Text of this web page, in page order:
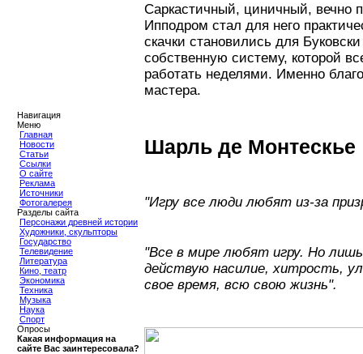
Навигация
Меню
Главная
Новости
Статьи
Ссылки
О сайте
Реклама
Источники
Фотогалерея
Разделы сайта
Персонажи древней истории
Художники, скульпторы
Государство
Телевидение
Литература
Кино, театр
Экономика
Техника
Музыка
Наука
Спорт
Опросы
Какая информация на
сайте Вас заинтересовала?
Саркастичный, циничный, вечно
Ипподром стал для него
скачки становились для
собственную систему, которой
работать неделями. Именно
мастера.
Шарль де Монтескье
"Игру все люди любят из-за
"Все в мире любят игру. Но
действую насилие, хитрость,
свое время, всю свою жизнь".